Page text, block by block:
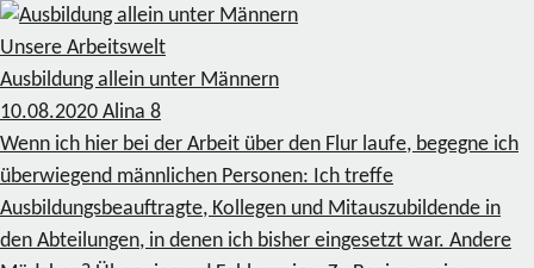
Unsere Arbeitswelt
Ausbildung allein unter Männern
10.08.2020 Alina 8
Wenn ich hier bei der Arbeit über den Flur laufe, begegne ich
überwiegend männlichen Personen: Ich treffe
Ausbildungsbeauftragte, Kollegen und Mitauszubildende in
den Abteilungen, in denen ich bisher eingesetzt war. Andere